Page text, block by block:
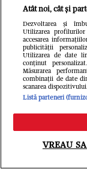
Elena
un an de
eliberată
Meniu
Atât noi, cât și
Dezvoltarea și
Utilizarea profilurilor
accesarea
publicității
Utilizarea de date
conținut
Măsurarea
combinații de date
scanarea dispozitivului.
Listă parteneri
VREAU